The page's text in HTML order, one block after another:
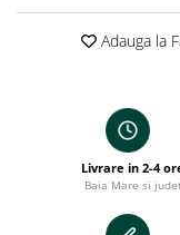
Adauga la
Livrare in 2-4
Baia Mare si